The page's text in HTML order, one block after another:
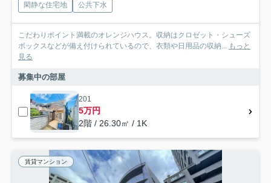
閑静な住宅地
公共下水
こだわりポイント満載のオレンジハウス。収納はクロゼット・シューズ
ボックスなどが備え付けられているので、衣類や日用品の収納... もっと
見る
募集中の部屋
201
5万円
2階 / 26.30㎡ / 1K
賃貸マンション